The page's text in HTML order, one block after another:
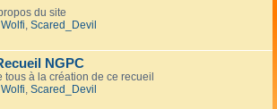
du site
Wolfi, Scared_Devil
NGPC
tous à la création de ce recueil
Wolfi, Scared_Devil